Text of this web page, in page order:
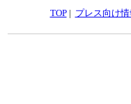
TOP| プレス向け情